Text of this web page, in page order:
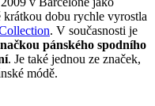
dobu rychle vyrostla
. V současnosti je
pánského spodního
. Je také jednou ze značek,
módě.